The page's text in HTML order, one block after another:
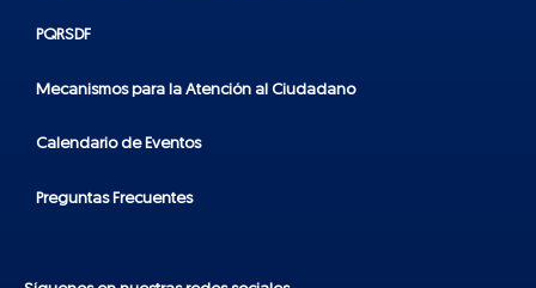
PQRSDF
Mecanismos para la Atención al Ciudadano
Calendario de Eventos
Preguntas Frecuentes